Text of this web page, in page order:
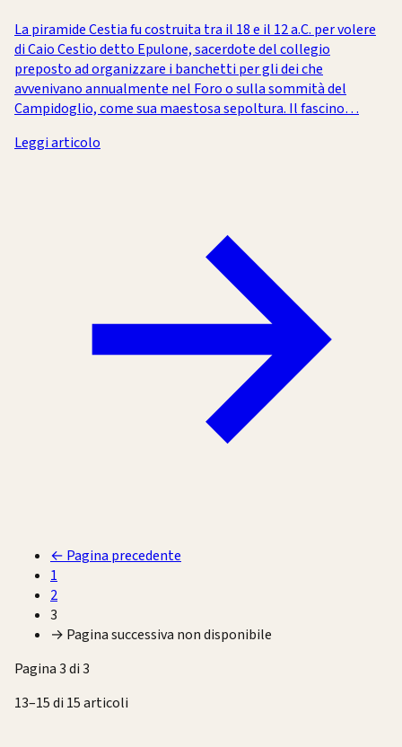
La piramide Cestia fu costruita tra il 18 e il 12 a.C. per volere
di Caio Cestio detto Epulone, sacerdote del collegio
preposto ad organizzare i banchetti per gli dei che
avvenivano annualmente nel Foro o sulla sommità del
Campidoglio, come sua maestosa sepoltura. Il fascino…
Leggi articolo
← Pagina precedente
1
2
3
→ Pagina successiva non disponibile
Pagina 3 di 3
13–15 di 15 articoli